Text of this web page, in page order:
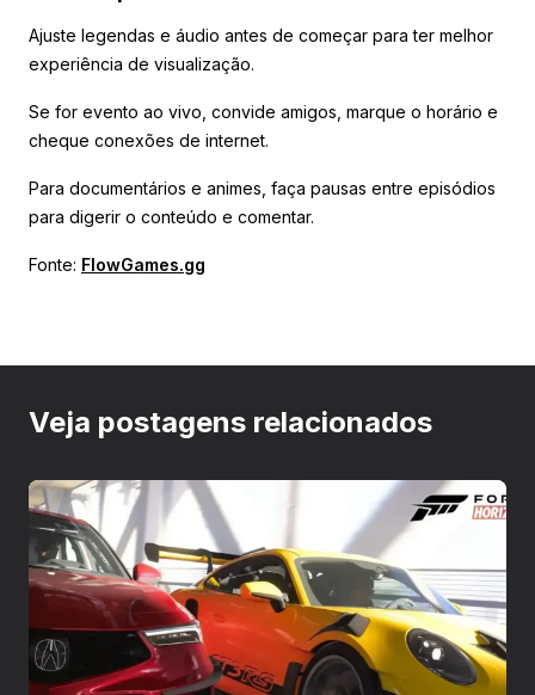
Ajuste legendas e áudio antes de começar para ter melhor
experiência de visualização.
Se for evento ao vivo, convide amigos, marque o horário e
cheque conexões de internet.
Para documentários e animes, faça pausas entre episódios
para digerir o conteúdo e comentar.
Fonte: FlowGames.gg
Veja postagens relacionados